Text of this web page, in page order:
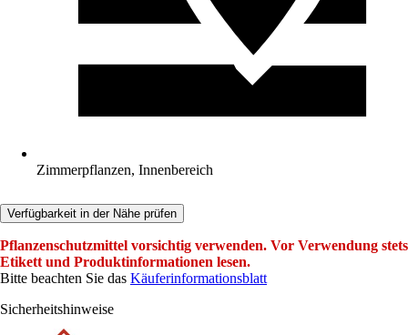
Zimmerpflanzen, Innenbereich
Verfügbarkeit in der Nähe prüfen
Pflanzenschutzmittel vorsichtig verwenden. Vor Verwendung stets
Etikett und Produktinformationen lesen.
Bitte beachten Sie das Käuferinformationsblatt
Sicherheitshinweise